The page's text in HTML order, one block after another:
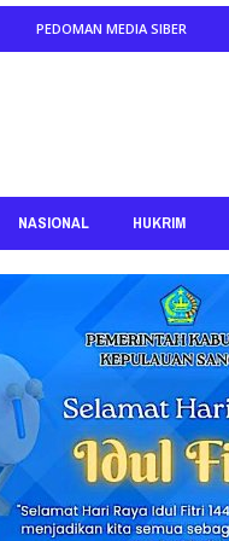
PEDOMAN MEDIA SIBER
NASIONAL HUKRIM